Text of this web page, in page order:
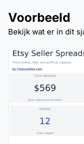
Voorbeeld
Bekijk wat er in dit